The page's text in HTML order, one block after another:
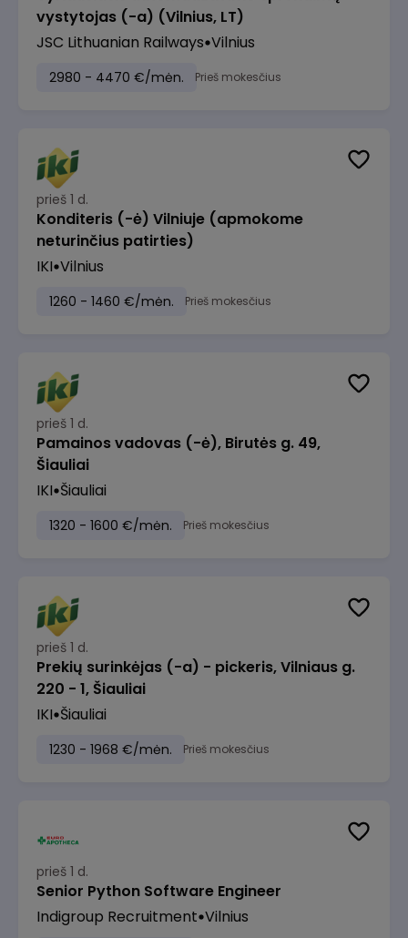
vystytojas (-a) (Vilnius, LT)
JSC Lithuanian Railways Vilnius
2980 - 4470 €/mėn. Prieš mokesčius
prieš 1 d.
Konditeris (-ė) Vilniuje (apmokome
neturinčius patirties)
IKI Vilnius
1260 - 1460 €/mėn. Prieš mokesčius
prieš 1 d.
Pamainos vadovas (-ė), Birutės g. 49,
Šiauliai
IKI Šiauliai
1320 - 1600 €/mėn. Prieš mokesčius
prieš 1 d.
Prekių surinkėjas (-a) - pickeris, Vilniaus g.
220 - 1, Šiauliai
IKI Šiauliai
1230 - 1968 €/mėn. Prieš mokesčius
prieš 1 d.
Senior Python Software Engineer
Indigroup Recruitment Vilnius